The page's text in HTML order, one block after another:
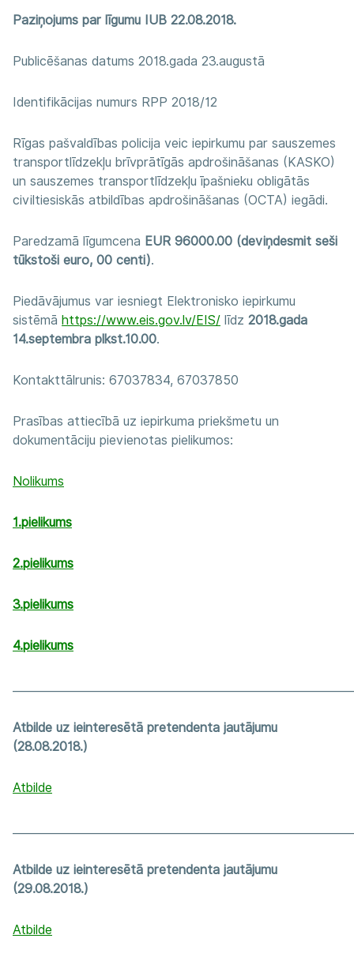
Paziņojums par līgumu IUB 22.08.2018.
Publicēšanas datums 2018.gada 23.augustā
Identifikācijas numurs RPP 2018/12
Rīgas pašvaldības policija veic iepirkumu par sauszemes
transportlīdzekļu brīvprātīgās apdrošināšanas (KASKO)
un sauszemes transportlīdzekļu īpašnieku obligātās
civiltiesiskās atbildības apdrošināšanas (OCTA) iegādi.
Paredzamā līgumcena EUR 96000.00 (deviņdesmit seši
tūkstoši euro, 00 centi).
Piedāvājumus var iesniegt Elektronisko iepirkumu
sistēmā https://www.eis.gov.lv/EIS/ līdz 2018.gada
14.septembra plkst.10.00.
Kontakttālrunis: 67037834, 67037850
Prasības attiecībā uz iepirkuma priekšmetu un
dokumentāciju pievienotas pielikumos:
Nolikums
1.pielikums
2.pielikums
3.pielikums
4.pielikums
Atbilde uz ieinteresētā pretendenta jautājumu
(28.08.2018.)
Atbilde
Atbilde uz ieinteresētā pretendenta jautājumu
(29.08.2018.)
Atbilde